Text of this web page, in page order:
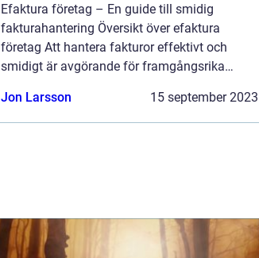
Efaktura företag – En guide till smidig
fakturahantering Översikt över efaktura
företag Att hantera fakturor effektivt och
smidigt är avgörande för framgångsrika
genom att använda efakturor. I de...
Jon Larsson 15 september 2023